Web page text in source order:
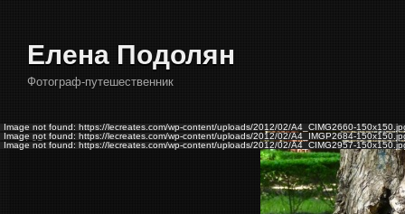
Елена Подолян
Фотограф-путешественник
1/ 91
Image not found: https://lecreates.com/wp-content/uploads/2012/02/А4_CIMG2660-
Image not found: https://lecreates.com/wp-content/uploads/2012/02/А4_IMGP2684-
Image not found: https://lecreates.com/wp-content/uploads/2012/02/А4_CIMG2957-